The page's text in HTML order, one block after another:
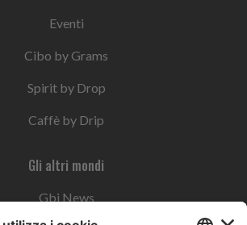
Eventi
Cibo by Grams
Spirit by Drop
Caffè by Drip
Gli altri mondi
Gbi News